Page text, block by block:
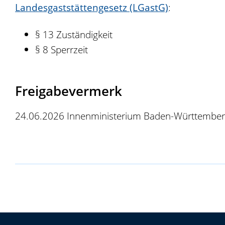
Landesgaststättengesetz (LGastG):
§ 13 Zuständigkeit
§ 8 Sperrzeit
Freigabevermerk
24.06.2026 Innenministerium Baden-